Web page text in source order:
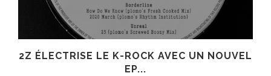
2Z ÉLECTRISE LE K-ROCK AVEC UN NOUVEL
EP...